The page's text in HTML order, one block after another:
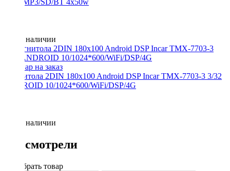
USB/MP3/SD/BT 4x50w
Нет в наличии
Магнитола 2DIN 180x100 Android DSP Incar TMX-7703-3 3/32
ANDROID 10/1024*600/WiFi/DSP/4G
Нет в наличии
Вы смотрели
Подобрать товар